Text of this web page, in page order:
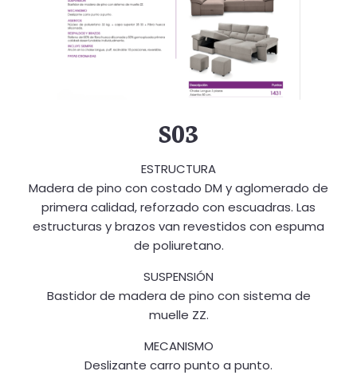
S03
ESTRUCTURA
Madera de pino con costado DM y aglomerado de
primera calidad, reforzado con escuadras. Las
estructuras y brazos van revestidos con espuma
de poliuretano.
SUSPENSIÓN
Bastidor de madera de pino con sistema de
muelle ZZ.
MECANISMO
Deslizante carro punto a punto.